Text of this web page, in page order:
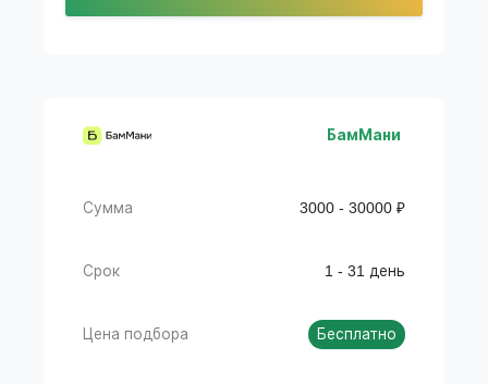
БамМани
Сумма 3000 - 30000 ₽
Срок 1 - 31 день
Цена подбора Бесплатно